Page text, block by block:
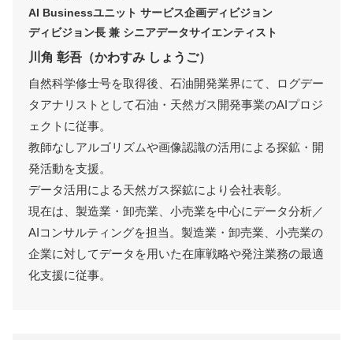
AI Businessユニット サービス企画ディビジョン
ディビジョン長 兼 シニアデータサイエンティスト
川角 彰吾（かわすみ しょうご）
自然科学修士号を取得後、石油開発業界にて、ログデー
タアナリストとして石油・天然ガス開発事業のAIプロジ
ェクトに従事。
教師なしアルゴリズムや画像認識の活用による探鉱・開
発活動を支援。
データ活用による天然ガス探鉱により会社表彰。
現在は、製造業・卸売業、小売業を中心にデータ分析／
AIコンサルティングを担当。製造業・卸売業、小売業の
企業に対してデータを用いた在庫戦略や発注業務の最適
化支援に従事。